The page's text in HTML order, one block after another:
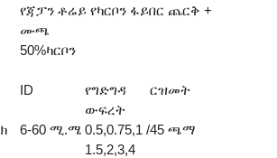
የጃፓን ቶሬይ የካርቦን ፋይበር ጨርቅ +
ሙጫ
50%ካርቦን
ID
የግድግዳ
ውፍረት
ርዝመት
6-60 ሚ.ሜ 0.5,0.75,1 /
1.5,2,3,4
45 ጫማ